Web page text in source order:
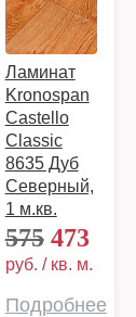
Ламинат
Kronospan
Castello
Classic
8635 Дуб
Северный,
1 м.кв.
575473
руб. / кв. м.
Подробнее